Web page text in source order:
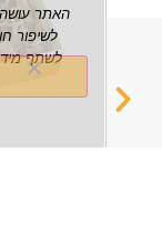
לשיפור חוויית
לשתף מידע